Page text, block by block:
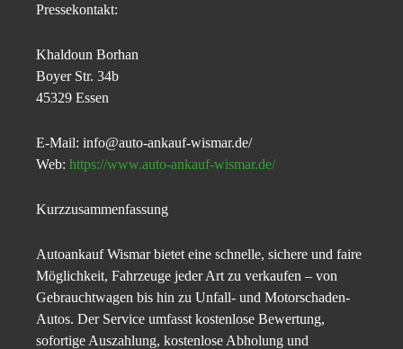
Pressekontakt:
Khaldoun Borhan
Boyer Str. 34b
45329 Essen
E-Mail: info@auto-ankauf-wismar.de/
Web: https://www.auto-ankauf-wismar.de/
Kurzzusammenfassung
Autoankauf Wismar bietet eine schnelle, sichere und faire
Möglichkeit, Fahrzeuge jeder Art zu verkaufen – von
Gebrauchtwagen bis hin zu Unfall- und Motorschaden-
Autos. Der Service umfasst kostenlose Bewertung,
sofortige Auszahlung, kostenlose Abholung und